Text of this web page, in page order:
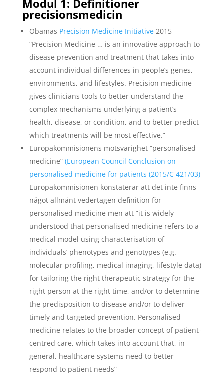
Modul 1: Definitioner
precisionsmedicin
Obamas Precision Medicine Initiative 2015
“Precision Medicine … is an innovative approach to
disease prevention and treatment that takes into
account individual differences in people’s genes,
environments, and lifestyles. Precision medicine
gives clinicians tools to better understand the
complex mechanisms underlying a patient’s
health, disease, or condition, and to better predict
which treatments will be most effective.”
Europakommisionens motsvarighet “personalised
medicine” (European Council Conclusion on
personalised medicine for patients (2015/C 421/03)
Europakommisionen konstaterar att det inte finns
något allmänt vedertagen definition för
personalised medicine men att ”it is widely
understood that personalised medicine refers to a
medical model using characterisation of
individuals’ phenotypes and genotypes (e.g.
molecular profiling, medical imaging, lifestyle data)
for tailoring the right therapeutic strategy for the
right person at the right time, and/or to determine
the predisposition to disease and/or to deliver
timely and targeted prevention. Personalised
medicine relates to the broader concept of patient-
centred care, which takes into account that, in
general, healthcare systems need to better
respond to patient needs”